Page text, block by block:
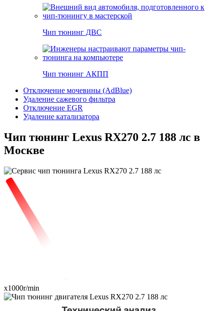
Чип тюнинг ДВС
Чип тюнинг АКПП
Отключение мочевины (AdBlue)
Удаление сажевого фильтра
Отключение EGR
Удаление катализатора
Чип тюнинг Lexus RX270 2.7 188 лс в
Москве
x1000r/min